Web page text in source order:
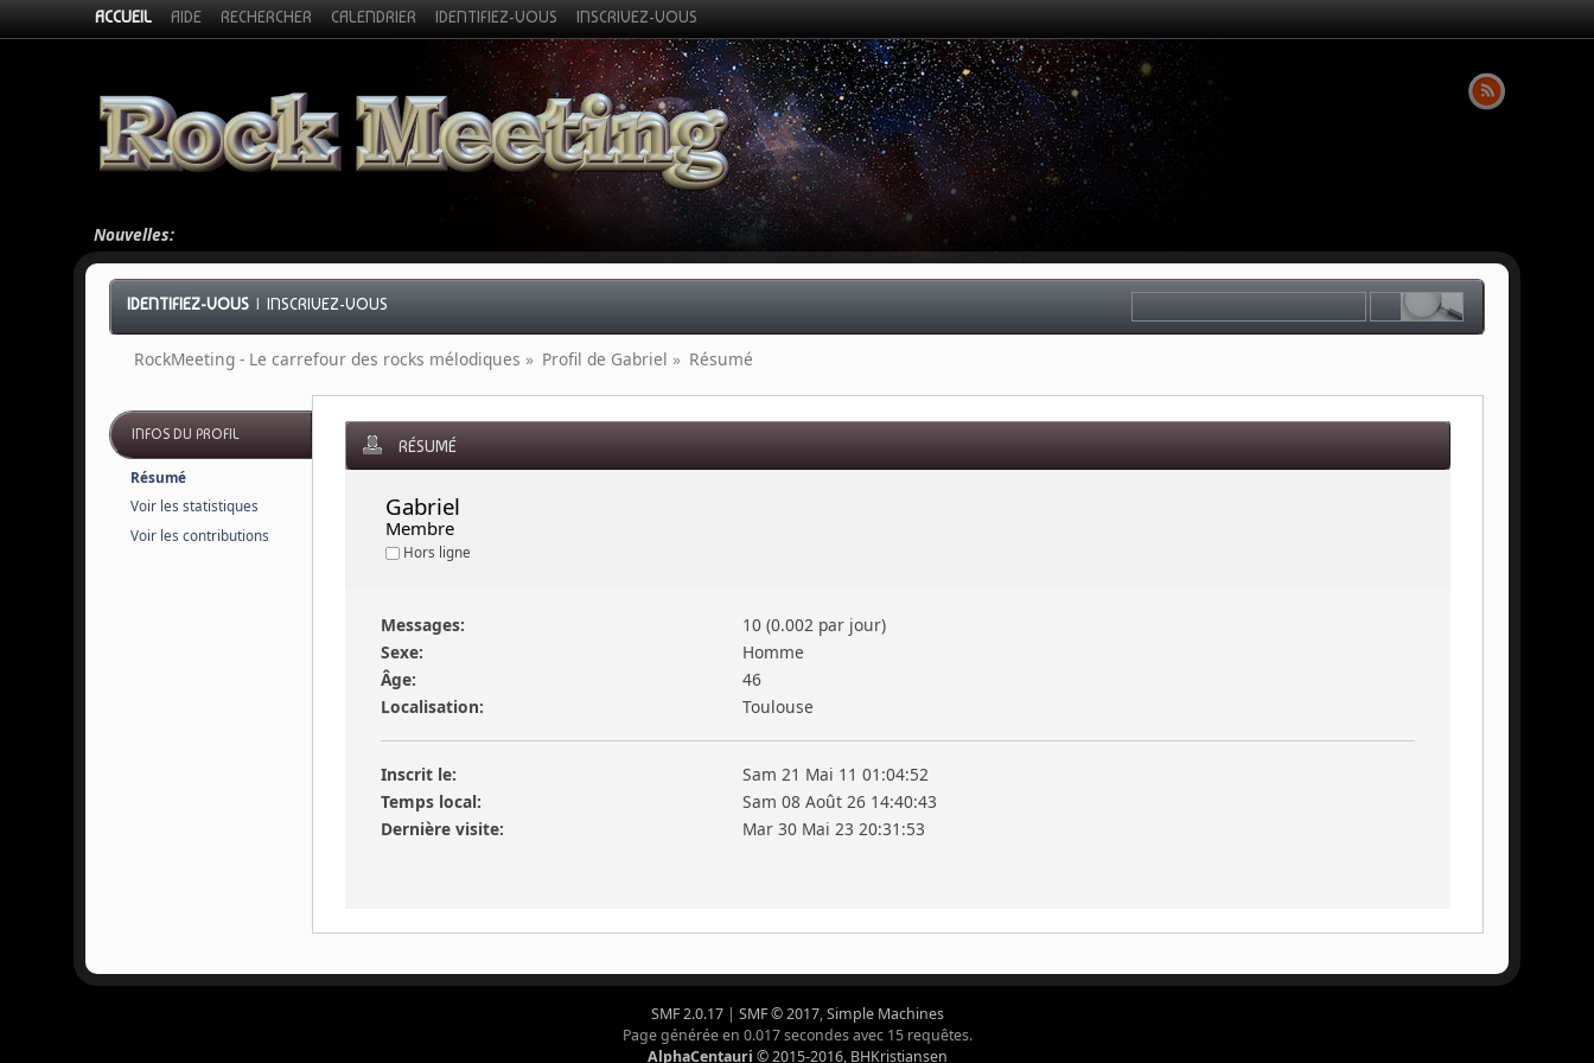
ACCUEIL AIDE RECHERCHER CALENDRIER IDENTIFIEZ-VOUS INSCRIVEZ-VOUS
Nouvelles:
IDENTIFIEZ-VOUS |INSCRIVEZ-VOUS
RockMeeting - Le carrefour des rocks mélodiques » Profil de Gabriel » Résumé
INFOS DU PROFIL
Résumé
Voir les statistiques
Voir les contributions
RÉSUMÉ
Gabriel
Membre
Hors ligne
Messages:
10 (0.002 par jour)
Sexe:
Homme
Âge:
46
Localisation:
Toulouse
Inscrit le:
Sam 21 Mai 11 01:04:52
Temps local:
Sam 08 Août 26 14:40:43
Dernière visite:
Mar 30 Mai 23 20:31:53
SMF 2.0.17| SMF © 2017,Simple Machines
Page générée en 0.017 secondes avec 15 requêtes.
AlphaCentauri © 2015-2016, BHKristiansen